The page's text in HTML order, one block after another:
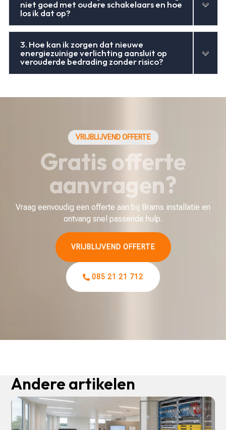
niet goed met oudere schakelaars en hoe
los ik dat op?
3. Hoe kan ik zorgen dat nieuwe
energiezuinige verlichting aansluit op
verouderde bedrading zonder risico?
VRIJBLIJVEND OFFERTE
Gratis offerte
aanvragen?
Vraag eenvoudig een offerte aan bij Brams installatie en
ontvang snel passende hulp.
VRIJBLIJVEND OFFERTE
085 21 21 712
Andere artikelen